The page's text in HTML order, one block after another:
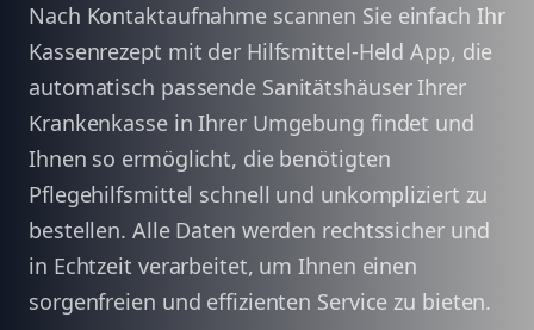
Nach Kontaktaufnahme scannen Sie einfach Ihr
Kassenrezept mit der Hilfsmittel-Held App, die
automatisch passende Sanitätshäuser Ihrer
Krankenkasse in Ihrer Umgebung findet und
Ihnen so ermöglicht, die benötigten
Pflegehilfsmittel schnell und unkompliziert zu
bestellen. Alle Daten werden rechtssicher und
in Echtzeit verarbeitet, um Ihnen einen
sorgenfreien und effizienten Service zu bieten.